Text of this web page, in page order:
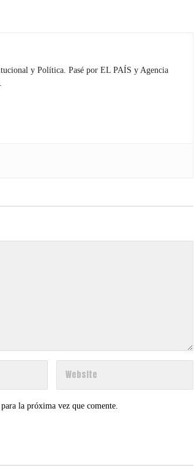
y Política. Pasé por EL PAÍS y Agencia
la próxima vez que comente.